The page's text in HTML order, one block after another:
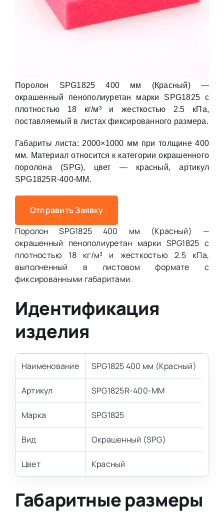
Поролон SPG1825 400 мм (Красный) —
окрашенный пенополиуретан марки SPG1825 с
плотностью 18 кг/м³ и жесткостью 2.5 кПа,
поставляемый в листах фиксированного размера.
Габариты листа: 2000×1000 мм при толщине 400
мм. Материал относится к категории окрашенного
поролона (SPG), цвет — красный, артикул
SPG1825R-400-MM.
Отправить Заявку
Поролон SPG1825 400 мм (Красный) —
окрашенный пенополиуретан марки SPG1825 с
плотностью 18 кг/м³ и жесткостью 2.5 кПа,
выполненный в листовом формате с
фиксированными габаритами.
Идентификация
изделия
Наименование SPG1825 400 мм (Красный)
Артикул SPG1825R-400-MM
Марка SPG1825
Вид Окрашенный (SPG)
Цвет Красный
Габаритные размеры